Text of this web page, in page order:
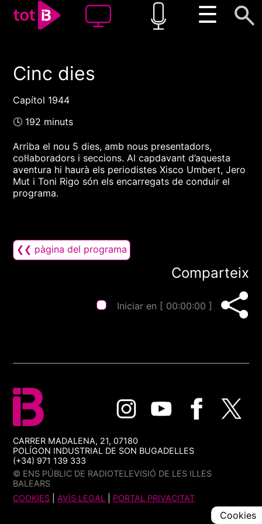
☰
00:00 00:00
Cinc dies
Capítol 1944
🕓 192 minuts
Arriba el nou 5 dies, amb nous presentadors,
col·laboradors i seccions. Al capdavant d’aquesta
aventura hi haurà els periodistes Xisco Umbert, Jero
Mut i Toni Rigo són els encarregats de conduir el
programa.
❮❮ pàgina del programa
Comparteix
Iniciar en [ 00:00:00 ]
CARRER MADALENA, 21, 07180
POLÍGON INDUSTRIAL DE SON BUGADELLES
(+34) 971 139 333
© ENS PÚBLIC DE RADIOTELEVISIÓ DE LES ILLES
BALEARS
COOKIES |AVÍS LEGAL PORTAL PRIVACITAT
Cookies